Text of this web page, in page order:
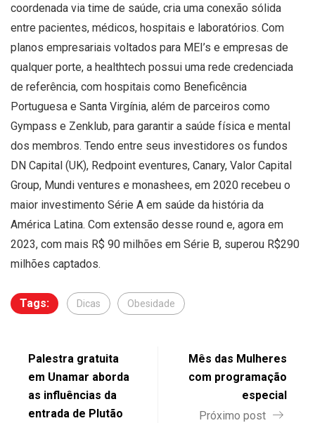
coordenada via time de saúde, cria uma conexão sólida
entre pacientes, médicos, hospitais e laboratórios. Com
planos empresariais voltados para MEI’s e empresas de
qualquer porte, a healthtech possui uma rede credenciada
de referência, com hospitais como Beneficência
Portuguesa e Santa Virgínia, além de parceiros como
Gympass e Zenklub, para garantir a saúde física e mental
dos membros. Tendo entre seus investidores os fundos
DN Capital (UK), Redpoint eventures, Canary, Valor Capital
Group, Mundi ventures e monashees, em 2020 recebeu o
maior investimento Série A em saúde da história da
América Latina. Com extensão desse round e, agora em
2023, com mais R$ 90 milhões em Série B, superou R$290
milhões captados.
Tags: Dicas Obesidade
Palestra gratuita
em Unamar aborda
as influências da
entrada de Plutão
Mês das Mulheres
com programação
especial
Próximo post